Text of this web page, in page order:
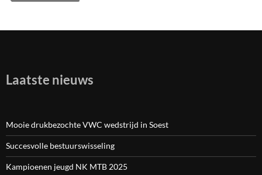
Laatste nieuws
Mooie drukbezochte VWC wedstrijd in Soest
Succesvolle bestuurswisseling
Kampioenen jeugd NK MTB 2025